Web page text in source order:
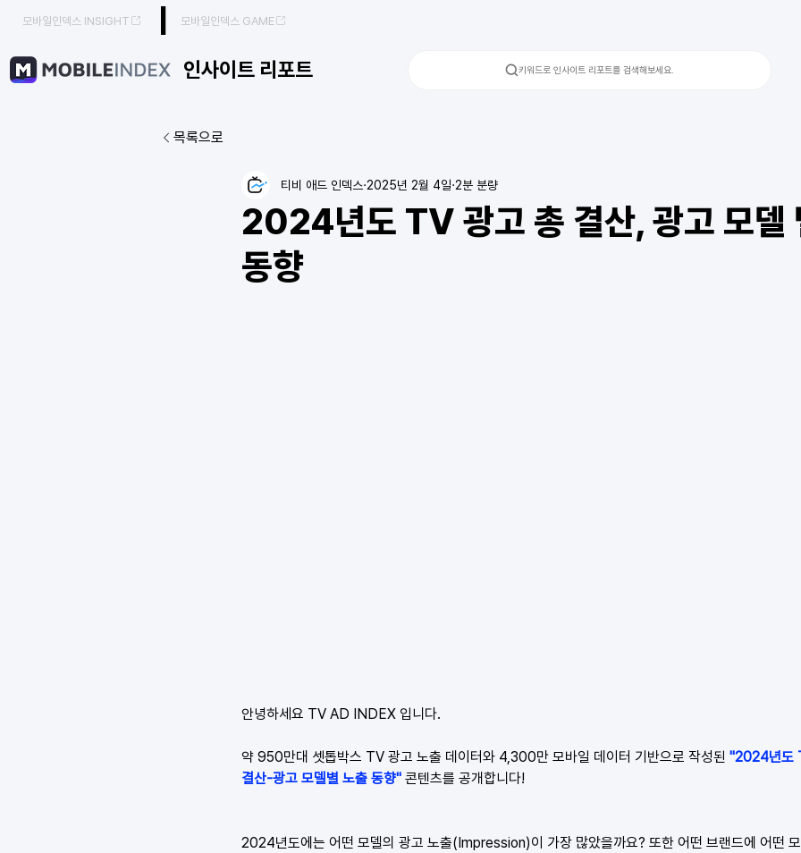
모바일인덱스 INSIGHT 모바일인덱스 GAME
인사이트 리포트 키워드로 인사이트 리포트를 검색해보세요.
목록으로
2024년도 TV 광고 총 결산, 광고 모델
동향
티비 애드 인덱스 2025년 2월 4일 2분 분량
안녕하세요 TV AD INDEX 입니다.
약 950만대 셋톱박스 TV 광고 노출 데이터와 4,300만 모바일 데이터 기반으로 작성된 "2024년도
결산-광고 모델별 노출 동향" 콘텐츠를 공개합니다!
2024년도에는 어떤 모델의 광고 노출(Impression)이 가장 많았을까요? 또한 어떤 브랜드에 어떤